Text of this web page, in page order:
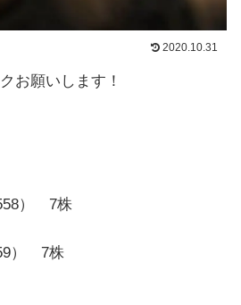
2020.10.31
お願いします！
） 7株
） 7株